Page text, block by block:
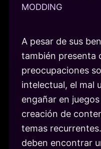
MODDING
A pesar de sus
también presenta
preocupaciones
intelectual, el mal
engañar en
creación de
temas
deben encontrar